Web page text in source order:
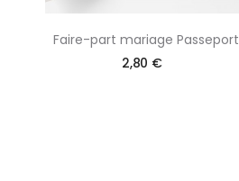
Faire-part mariage Passeport
2,80 €